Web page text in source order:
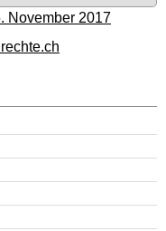
November 2017